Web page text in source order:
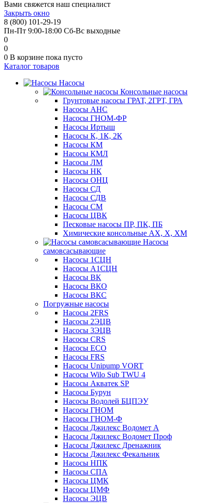
Вами свяжется наш специалист
Закрыть окно
8 (800) 101-29-19
Пн-Пт 9:00-18:00 Сб-Вс выходные
0
0
0 В корзине пока пусто
Каталог товаров
Насосы
Консольные насосы
Грунтовые насосы ГРАТ, 2ГРТ, ГРА
Насосы АНС
Насосы ГНОМ-ФР
Насосы Иртыш
Насосы К, 1К, 2К
Насосы КМ
Насосы КМЛ
Насосы ЛМ
Насосы НК
Насосы ОНЦ
Насосы СД
Насосы СДВ
Насосы СМ
Насосы ЦВК
Песковые насосы ПР, ПК, ПБ
Химические консольные АХ, Х, ХМ
Насосы
самовсасывающие
Насосы 1СЦН
Насосы А1СЦН
Насосы ВК
Насосы ВКО
Насосы ВКС
Погружные насосы
Насосы 2FRS
Насосы 2ЭЦВ
Насосы 3ЭЦВ
Насосы CRS
Насосы ECO
Насосы FRS
Насосы Unipump VORT
Насосы Wilo Sub TWU 4
Насосы Акватек SP
Насосы Бурун
Насосы Водолей БЦПЭУ
Насосы ГНОМ
Насосы ГНОМ-Ф
Насосы Джилекс Водомет А
Насосы Джилекс Водомет Проф
Насосы Джилекс Дренажник
Насосы Джилекс Фекальник
Насосы НПК
Насосы СПА
Насосы ЦМК
Насосы ЦМФ
Насосы ЭЦВ